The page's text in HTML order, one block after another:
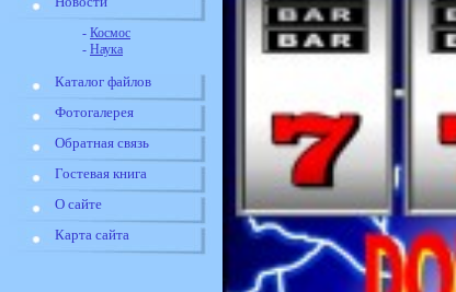
- Космос
- Наука
Каталог файлов
Фотогалерея
Обратная связь
Гостевая книга
О сайте
Карта сайта